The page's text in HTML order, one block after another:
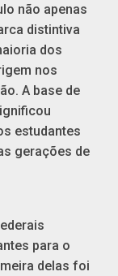
não apenas
distintiva
dos
nos
A base de
estudantes
gerações de
para o
delas foi